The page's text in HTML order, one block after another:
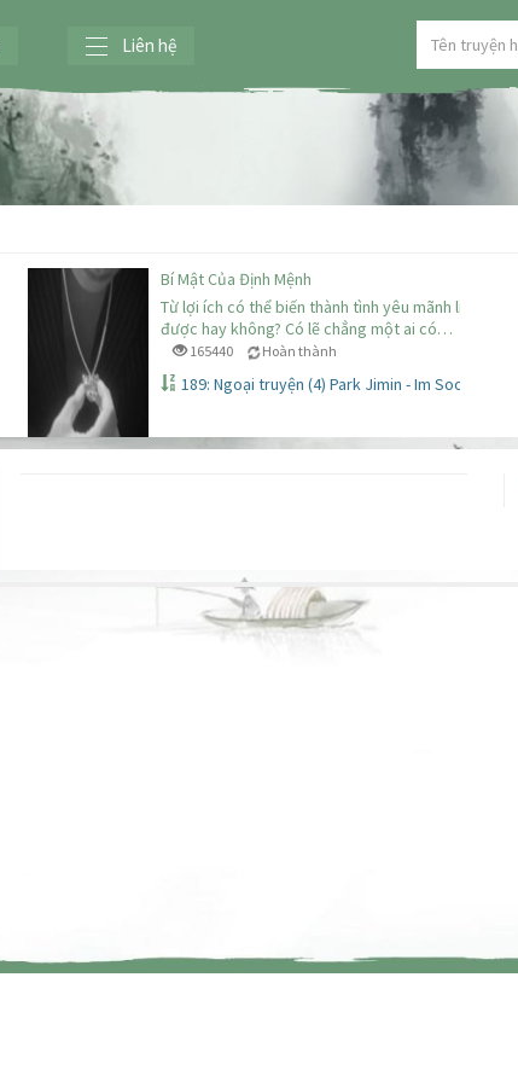
Liên hệ
Bí Mật Của Định Mệnh
Từ lợi ích có thể biến thành tình yêu mãnh liệt
được hay không? Có lẽ chẳng một ai có…
165440 Hoàn thành
189: Ngoại truyện (4) Park Jimin - Im Sooah